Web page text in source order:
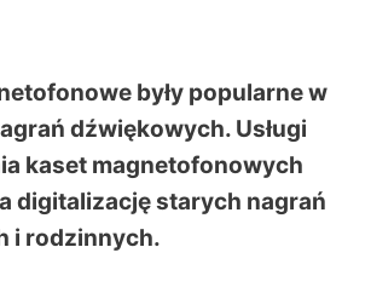
były popularne w
dźwiękowych. Usługi
kaset magnetofonowych
digitalizację starych nagrań
i rodzinnych.